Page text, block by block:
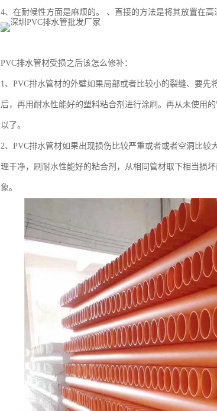
4、在耐候性方面是麻烦的。 、直接的方法是将其放置在
PVC排水管材受损之后该怎么修补：
1、PVC排水管材的外壁如果局部或者比较小的裂缝、要
后，再用耐水性能好的塑料粘合剂进行涂刷。再从未使用
以了。
2、PVC排水管材如果出现损伤比较严重或者或者空洞比
理干净，刷耐水性能好的粘合剂，从相同管材取下相当损
象。